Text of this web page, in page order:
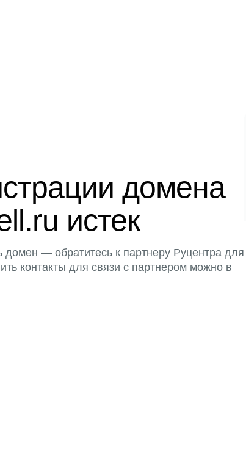
домена
истек
домен — обратитесь к партнеру Руцентра для
контакты для связи с партнером можно в